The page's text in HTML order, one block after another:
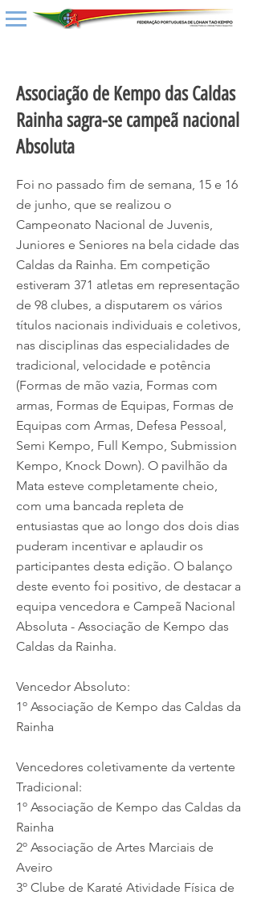
Associação de Kempo das Caldas
Rainha sagra-se campeã nacional
Absoluta
Foi no passado fim de semana, 15 e 16
de junho, que se realizou o
Campeonato Nacional de Juvenis,
Juniores e Seniores na bela cidade das
Caldas da Rainha. Em competição
estiveram 371 atletas em representação
de 98 clubes, a disputarem os vários
títulos nacionais individuais e coletivos,
nas disciplinas das especialidades de
tradicional, velocidade e potência
(Formas de mão vazia, Formas com
armas, Formas de Equipas, Formas de
Equipas com Armas, Defesa Pessoal,
Semi Kempo, Full Kempo, Submission
Kempo, Knock Down). O pavilhão da
Mata esteve completamente cheio,
com uma bancada repleta de
entusiastas que ao longo dos dois dias
puderam incentivar e aplaudir os
participantes desta edição. O balanço
deste evento foi positivo, de destacar a
equipa vencedora e Campeã Nacional
Absoluta - Associação de Kempo das
Caldas da Rainha.
Vencedor Absoluto:
1º Associação de Kempo das Caldas da
Rainha
Vencedores coletivamente da vertente
Tradicional:
1º Associação de Kempo das Caldas da
Rainha
2º Associação de Artes Marciais de
Aveiro
3º Clube de Karaté Atividade Física de